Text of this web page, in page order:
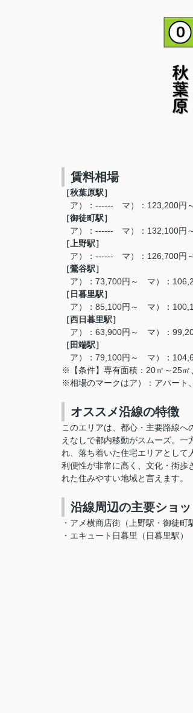
賃料相場
［秋葉原駅］
ア）：------ マ）：123,200円～
［御徒町駅］
ア）：------ マ）：132,100円～
［ 上野駅］
ア）：------ マ）：126,700円～
［鶯谷駅］
ア）：73,700円～ マ）：
［ 日暮里駅］
ア）：85,100円～ マ）：
［西日暮里駅］
ア）：63,900円～ マ）：
［田端駅］
ア）：79,100円～ マ）：
※【条件】専有面積：20㎡～25
※相場のマークはア）：アパート
オススメ沿線の特徴
このエリアは、 都心・主要路線へ
えなしで都内移動がスムーズ。
れ、落ち着いた住宅エリアとして
利便性が非常に高く、文化・街歩
れた住みやすい地域と言えます。
沿線周辺の主要ショ
・アメ横商店街（上野駅・御徒町
・エキュート日暮里（日暮里駅）